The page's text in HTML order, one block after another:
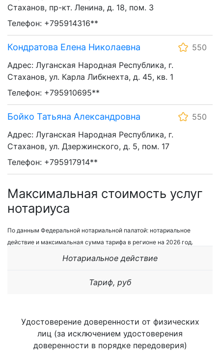
Стаханов, пр-кт. Ленина, д. 18, пом. 3
Телефон: +795914316**
Кондратова Елена Николаевна
550
Адрес: Луганская Народная Республика, г.
Стаханов, ул. Карла Либкнехта, д. 45, кв. 1
Телефон: +795910695**
Бойко Татьяна Александровна
550
Адрес: Луганская Народная Республика, г.
Стаханов, ул. Дзержинского, д. 5, пом. 17
Телефон: +795917914**
Максимальная стоимость услуг
нотариуса
По данным Федеральной нотариальной палатой: нотариальное
действие и максимальная сумма тарифа в регионе на 2026 год.
Нотариальное действие
Тариф, руб
Удостоверение доверенности от физических
лиц (за исключением удостоверения
доверенности в порядке передоверия)